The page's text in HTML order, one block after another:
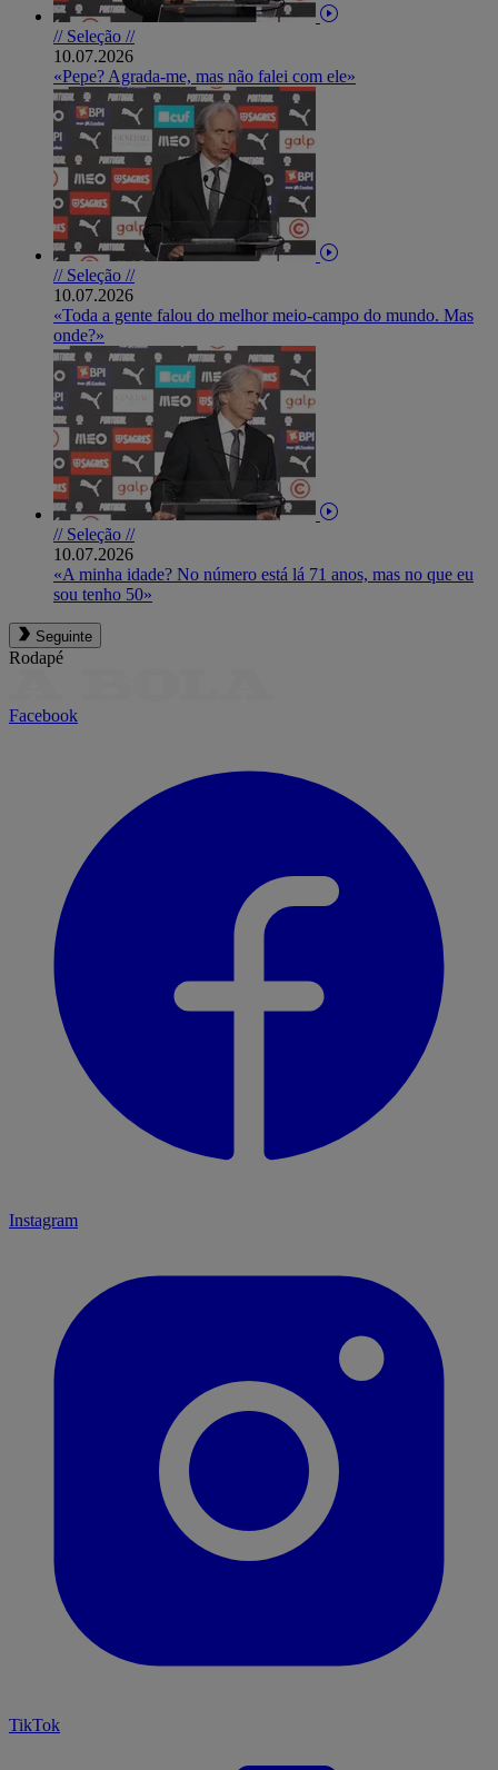
// Seleção //
10.07.2026
«Pepe? Agrada-me, mas não falei com ele»
// Seleção //
10.07.2026
«Toda a gente falou do melhor meio-campo do mundo. Mas
onde?»
// Seleção //
10.07.2026
«A minha idade? No número está lá 71 anos, mas no que eu
sou tenho 50»
Seguinte
Rodapé
Facebook
Instagram
TikTok